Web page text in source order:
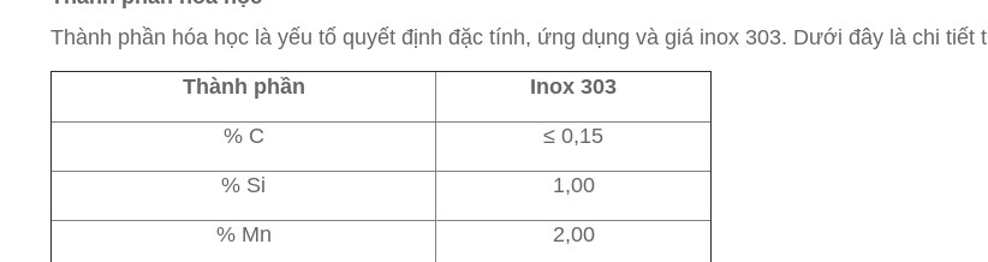
Thành phần hóa học là yếu tố quyết định đặc tính, ứng dụng và giá inox 303. Dưới đây là chi tiết
Thành phần Inox 303
% C ≤ 0,15
% Si 1,00
% Mn 2,00